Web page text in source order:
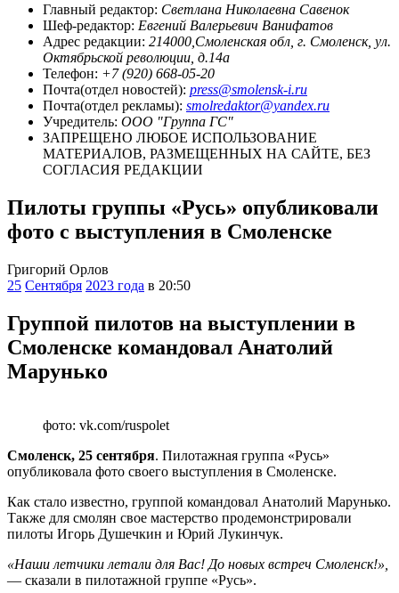
Главный редактор: Светлана Николаевна Савенок
Шеф-редактор: Евгений Валерьевич Ванифатов
Адрес редакции: 214000,Смоленская обл, г. Смоленск, ул.
Октябрьской революции, д.14а
Телефон: +7 (920) 668-05-20
Почта(отдел новостей): press@smolensk-i.ru
Почта(отдел рекламы): smolredaktor@yandex.ru
Учредитель: ООО "Группа ГС"
ЗАПРЕЩЕНО ЛЮБОЕ ИСПОЛЬЗОВАНИЕ
МАТЕРИАЛОВ, РАЗМЕЩЕННЫХ НА САЙТЕ, БЕЗ
СОГЛАСИЯ РЕДАКЦИИ
Пилоты группы «Русь» опубликовали
фото с выступления в Смоленске
Григорий Орлов
25 Сентября 2023 года в 20:50
Группой пилотов на выступлении в
Смоленске командовал Анатолий
Марунько
фото: vk.com/ruspolet
Смоленск, 25 сентября. Пилотажная группа «Русь»
опубликовала фото своего выступления в Смоленске.
Как стало известно, группой командовал Анатолий Марунько.
Также для смолян свое мастерство продемонстрировали
пилоты Игорь Душечкин и Юрий Лукинчук.
«Наши летчики летали для Вас! До новых встреч Смоленск!»,
— сказали в пилотажной группе «Русь».